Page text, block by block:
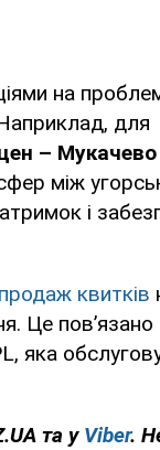
на
для
– Мукачево
між
і
квитків
Це пов’язано
яка
та у Viber.